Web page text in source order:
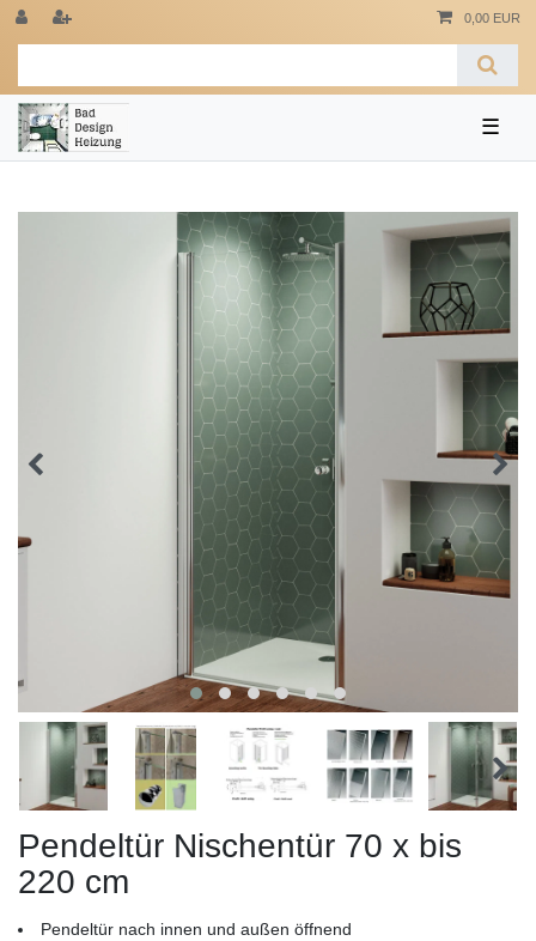
0,00 EUR
☰
Pendeltür Nischentür 70 x bis
220 cm
Pendeltür nach innen und außen öffnend